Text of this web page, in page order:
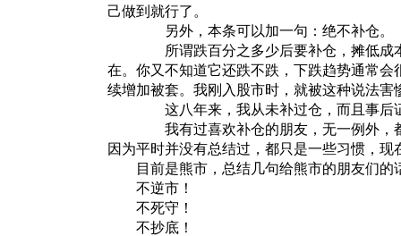
己做到就行了。
另外，本条可以加一句：绝不补仓。
所谓跌百分之多少后要补仓，摊低成本
在。你又不知道它还跌不跌，下跌趋势通常会
续增加被套。我刚入股市时，就被这种说法害
这八年来，我从未补过仓，而且事后证
我有过喜欢补仓的朋友，无一例外，
因为平时并没有总结过，都只是一些习惯，现
目前是熊市，总结几句给熊市的朋友们的
不逆市！
不死守！
不抄底！